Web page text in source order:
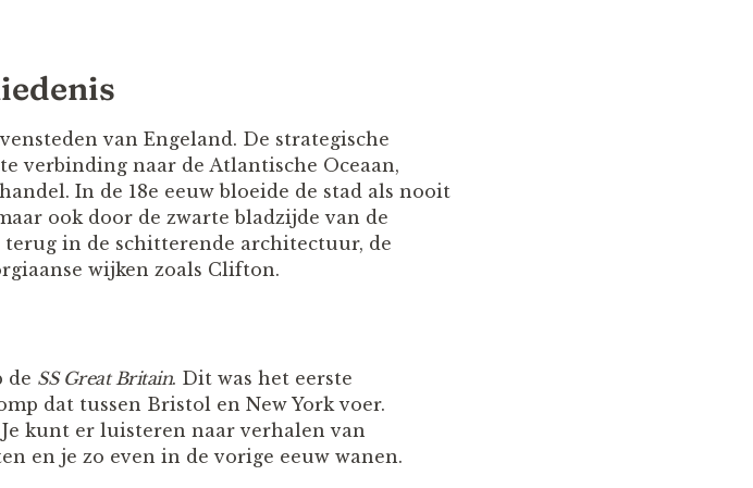
van Engeland. De strategische
verbinding naar de Atlantische Oceaan,
In de 18e eeuw bloeide de stad als nooit
ook door de zwarte bladzijde van de
in de schitterende architectuur, de
wijken zoals Clifton.
de SS Great Britain. Dit was het eerste
dat tussen Bristol en New York voer.
kunt er luisteren naar verhalen van
en je zo even in de vorige eeuw wanen.